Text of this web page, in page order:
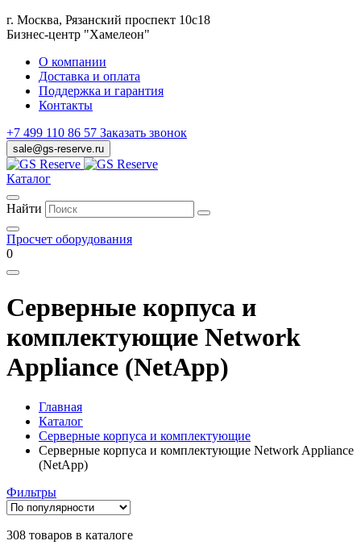
г. Москва, Рязанский проспект 10с18
Бизнес-центр "Хамелеон"
О компании
Доставка и оплата
Поддержка и гарантия
Контакты
+7 499 110 86 57 Заказать звонок
sale@gs-reserve.ru
Каталог
Найти
Просчет оборудования
0
Серверные корпуса и
комплектующие Network
Appliance (NetApp)
Главная
Каталог
Серверные корпуса и комплектующие
Серверные корпуса и комплектующие Network Appliance
(NetApp)
Фильтры
308 товаров в каталоге